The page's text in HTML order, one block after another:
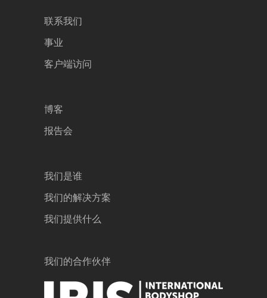
联系我们
事业
客户端访问
博客
报告会
我们是谁
我们的解决方案
我们提供什么
我们的合作伙伴